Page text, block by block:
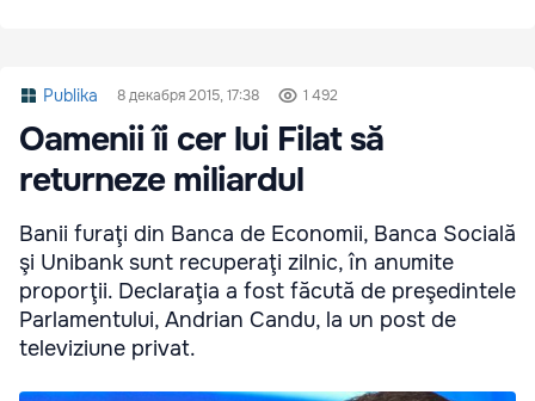
Publika 8 декабря 2015, 17:38 1 492
Oamenii îi cer lui Filat să
returneze miliardul
Banii furaţi din Banca de Economii, Banca Socială
şi Unibank sunt recuperaţi zilnic, în anumite
proporţii. Declaraţia a fost făcută de preşedintele
Parlamentului, Andrian Candu, la un post de
televiziune privat.